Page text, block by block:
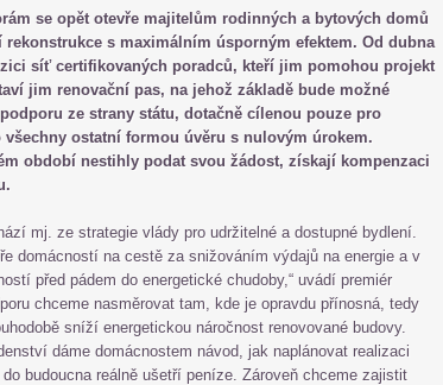
se opět otevře majitelům rodinných a bytových domů
s maximálním úsporným efektem. Od dubna
síť certifikovaných poradců, kteří jim pomohou projekt
jim renovační pas, na jehož základě bude možné
ze strany státu, dotačně cílenou pouze pro
ostatní formou úvěru s nulovým úrokem.
období nestihly podat svou žádost, získají kompenzaci
mj. ze strategie vlády pro udržitelné a dostupné bydlení.
domácností na cestě za snižováním výdajů na energie a v
před pádem do energetické chudoby,“ uvádí premiér
chceme nasměrovat tam, kde je opravdu přínosná, tedy
sníží energetickou náročnost renovované budovy.
dáme domácnostem návod, jak naplánovat realizaci
budoucna reálně ušetří peníze. Zároveň chceme zajistit